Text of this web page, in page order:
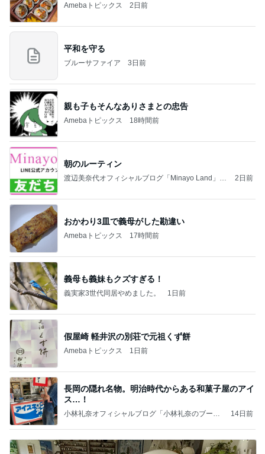
Amebaトピックス 2日前
平和を守る
ブルーサファイア 3日前
親も子もそんなありさまとの忠告
Amebaトピックス 18時間前
朝のルーティン
渡辺美奈代オフィシャルブログ「Minayo Land」P
2日前
おかわり3皿で義母がした勘違い
Amebaトピックス 17時間前
義母も義妹もクズすぎる！
義実家3世代同居やめました。 1日前
假屋崎 軽井沢の別荘で元祖くず餅
Amebaトピックス 1日前
長岡の隠れ名物。明治時代からある和菓子屋のアイ
ス…！
小林礼奈オフィシャルブログ「小林礼奈のブーブ
14日前